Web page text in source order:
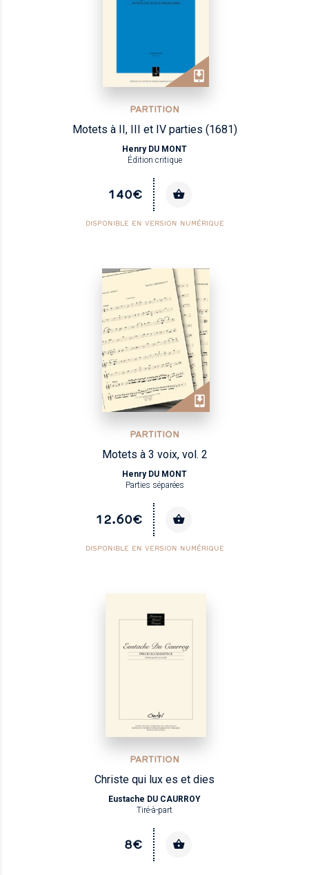
PARTITION
Motets à II, III et IV parties (1681)
Henry DU MONT
Édition critique
140€
DISPONIBLE EN VERSION NUMÉRIQUE
PARTITION
Motets à 3 voix, vol. 2
Henry DU MONT
Parties séparées
12.60€
DISPONIBLE EN VERSION NUMÉRIQUE
PARTITION
Christe qui lux es et dies
Eustache DU CAURROY
Tiré-à-part
8€